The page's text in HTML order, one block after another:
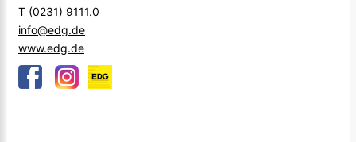
T (0231) 9111.0
info@edg.de
www.edg.de